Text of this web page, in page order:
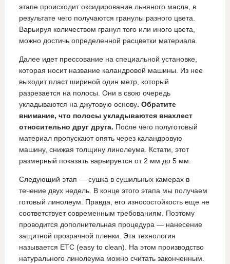
этапе происходит оксидирование льняного масла, в
результате чего получаются гранулы разного цвета.
Варьируя количеством гранул того или иного цвета,
можно достичь определенной расцветки материала.
Далее идет прессование на специальной установке,
которая носит название каландровой машины. Из нее
выходит пласт шириной один метр, который
разрезается на полосы. Они в свою очередь
укладываются на джутовую основу. Обратите
внимание, что полосы укладываются внахлест
относительно друг друга. После чего полуготовый
материал пропускают опять через каландровую
машину, снижая толщину линолеума. Кстати, этот
размерный показать варьируется от 2 мм до 5 мм.
Следующий этап — сушка в сушильных камерах в
течение двух недель. В конце этого этапа мы получаем
готовый линолеум. Правда, его износостойкость еще не
соответствует современным требованиям. Поэтому
проводится дополнительная процедура — нанесение
защитной прозрачной пленки. Эта технология
называется ЕТС (easy to clean). На этом производство
натурального линолеума можно считать законченным.